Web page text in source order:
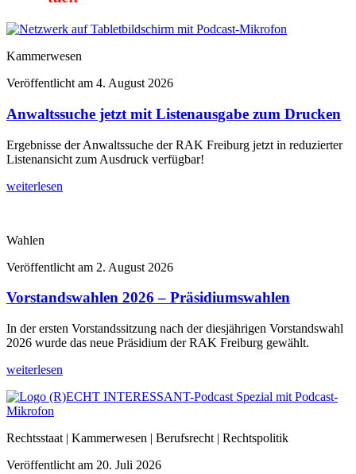
Kammerwesen
Veröffentlicht am 4. August 2026
Anwaltssuche jetzt mit Listenausgabe zum Drucken
Ergebnisse der Anwaltssuche der RAK Freiburg jetzt in reduzierter
Listenansicht zum Ausdruck verfügbar!
weiterlesen
Wahlen
Veröffentlicht am 2. August 2026
Vorstandswahlen 2026 – Präsidiumswahlen
In der ersten Vorstandssitzung nach der diesjährigen Vorstandswahl
2026 wurde das neue Präsidium der RAK Freiburg gewählt.
weiterlesen
Rechtsstaat | Kammerwesen | Berufsrecht | Rechtspolitik
Veröffentlicht am 20. Juli 2026